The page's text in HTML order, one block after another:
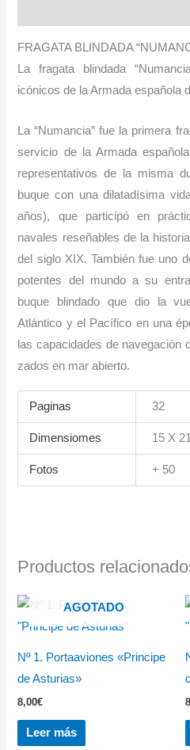
FRAGATA BLINDADA
La fragata blindada
icónicos de la Armada española
La “Numancia” fue la primera
servicio de la Armada
representativos de la misma
buque con una dilatadísima
años), que participó en
navales reseñables de la
del siglo XIX. También fue uno
potentes del mundo a su
buque blindado que dio la
Atlántico y el Pacífico en una
las capacidades de
zados en mar abierto.
Paginas 32
Dimensiomes 15 X
Fotos + 50
Productos
AGOTADO
Nº 1. Portaaviones «Principe
de Asturias»
8,00€
Leer más